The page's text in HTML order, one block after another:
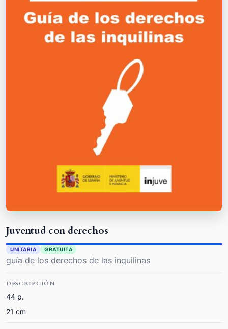
Juventud con derechos
UNITARIA GRATUITA
guía de los derechos de las inquilinas
DESCRIPCIÓN
44 p.
21 cm